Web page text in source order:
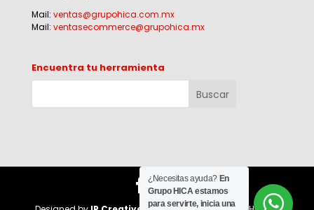
Mail: ventas@grupohica.com.mx
Mail: ventasecommerce@grupohica.mx
Encuentra tu herramienta
¿Necesitas ayuda? En
Grupo HICA estamos
para servirte, inicia una